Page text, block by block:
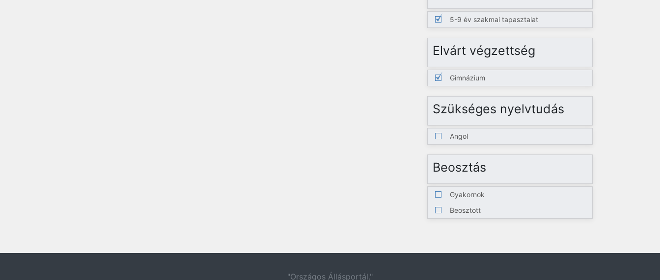
5-9 év szakmai tapasztalat
Elvárt végzettség
Gimnázium
Szükséges nyelvtudás
Angol
Beosztás
Gyakornok
Beosztott
"Országos Állásportál."